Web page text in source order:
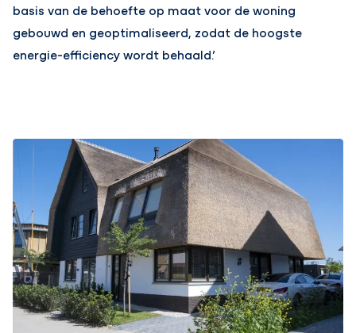
basis van de behoefte op maat voor de woning
gebouwd en geoptimaliseerd, zodat de hoogste
energie-efficiency wordt behaald.’